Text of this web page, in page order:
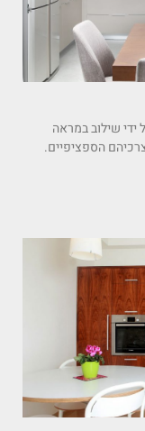
שילוב במראה
הספציפיים.